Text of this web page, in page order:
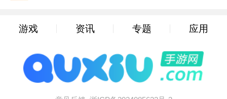
1. 掌握基本操作：新手玩家需要先掌握游戏的基本操
2. 练习射击技巧：通过不断练习射击技巧，提高自己的
射击准确度和反应速度。
游戏 资讯 专题 应用